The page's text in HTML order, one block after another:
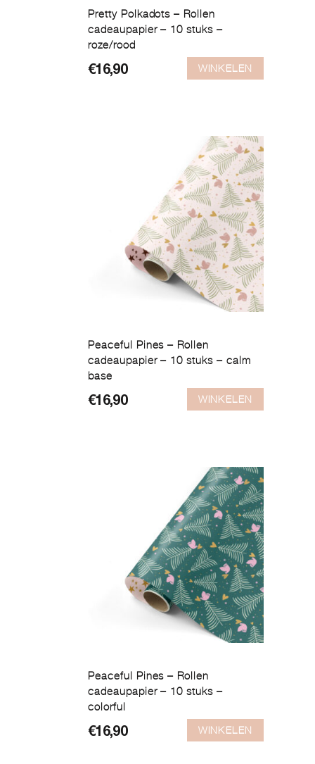
Pretty Polkadots – Rollen
cadeaupapier – 10 stuks –
roze/rood
€16,90 WINKELEN
Peaceful Pines – Rollen
cadeaupapier – 10 stuks – calm
base
€16,90 WINKELEN
Peaceful Pines – Rollen
cadeaupapier – 10 stuks –
colorful
€16,90 WINKELEN